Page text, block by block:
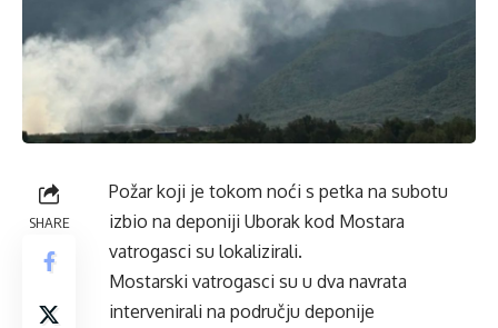
SHARE
Požar koji je tokom noći s petka na subotu
izbio na deponiji Uborak kod Mostara
vatrogasci su lokalizirali.
Mostarski vatrogasci su u dva navrata
intervenirali na području deponije